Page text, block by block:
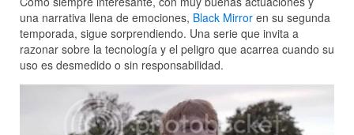
una narrativa llena de emociones, Black Mirror en su segunda
temporada, sigue sorprendiendo. Una serie que invita a
razonar sobre la tecnología y el peligro que acarrea cuando su
uso es desmedido o sin responsabilidad.